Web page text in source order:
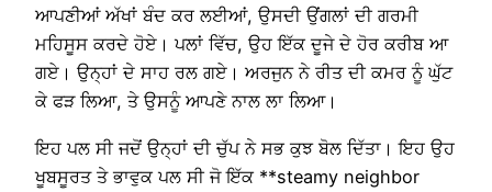
ਆਪਣੀਆਂ ਅੱਖਾਂ ਬੰਦ ਕਰ ਲਈਆਂ, ਉਸਦੀ ਉਂਗਲਾਂ ਦੀ ਗਰਮੀ
ਮਹਿਸੂਸ ਕਰਦੇ ਹੋਏ। ਪਲਾਂ ਵਿੱਚ, ਉਹ ਇੱਕ ਦੂਜੇ ਦੇ ਹੋਰ ਕਰੀਬ ਆ
ਗਏ। ਉਨ੍ਹਾਂ ਦੇ ਸਾਹ ਰਲ ਗਏ। ਅਰਜੁਨ ਨੇ ਰੀਤ ਦੀ ਕਮਰ ਨੂੰ ਘੁੱਟ
ਕੇ ਫੜ ਲਿਆ, ਤੇ ਉਸਨੂੰ ਆਪਣੇ ਨਾਲ ਲਾ ਲਿਆ।
ਇਹ ਪਲ ਸੀ ਜਦੋਂ ਉਨ੍ਹਾਂ ਦੀ ਚੁੱਪ ਨੇ ਸਭ ਕੁਝ ਬੋਲ ਦਿੱਤਾ। ਇਹ ਉਹ
ਖੂਬਸੂਰਤ ਤੇ ਭਾਵੁਕ ਪਲ ਸੀ ਜੋ ਇੱਕ **steamy neighbor